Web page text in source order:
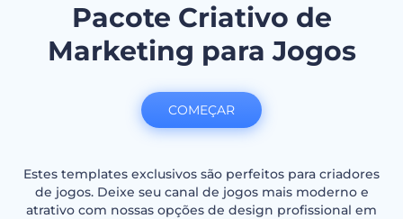
Pacote Criativo de
Marketing para Jogos
Estes templates exclusivos são perfeitos para criadores
de jogos. Deixe seu canal de jogos mais moderno e
atrativo com nossas opções de design profissional em
COMEÇAR